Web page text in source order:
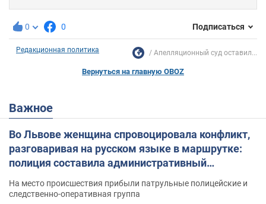
0 0 Подписаться
Редакционная политика Апелляционный суд оставил...
Вернуться на главную OBOZ
Важное
Во Львове женщина спровоцировала конфликт,
разговаривая на русском языке в маршрутке:
полиция составила административный
На место происшествия прибыли патрульные полицейские и
следственно-оперативная группа